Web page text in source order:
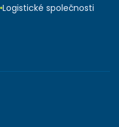
Logistické společnosti